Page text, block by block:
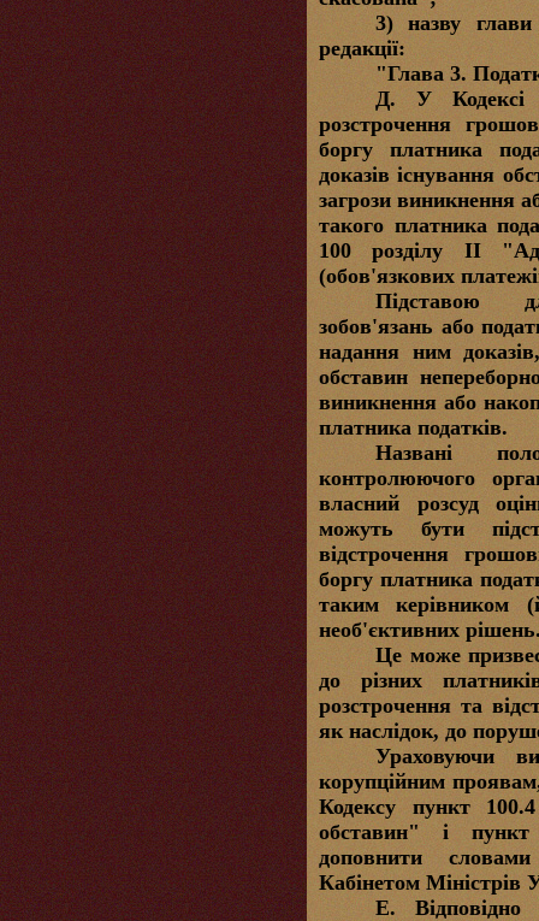
3) назву
редакції:
"Глава 3.
Д.У Кодексі
розстрочення
боргу платника
доказів існування
загрози виникнення
такого платника
100 розділу ІІ
(обов'язкових
Підставою
зобов'язань або
надання ним
обставин
виникнення або
платника податків.
Названі
контролюючого
власний розсуд
можуть бути
відстрочення
боргу платника
таким керівником
необ'єктивних
Це може
до різних
розстрочення та
як наслідок, до
Ураховуючи
корупційним
Кодексу пункт
обставин" і
доповнити
Кабінетом Міністрів
Е.